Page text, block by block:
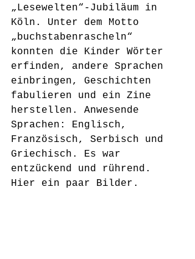
„Lesewelten“-Jubiläum in
Köln. Unter dem Motto
„buchstabenrascheln“
konnten die Kinder Wörter
erfinden, andere Sprachen
einbringen, Geschichten
fabulieren und ein Zine
herstellen. Anwesende
Sprachen: Englisch,
Französisch, Serbisch und
Griechisch. Es war
entzückend und rührend.
Hier ein paar Bilder.